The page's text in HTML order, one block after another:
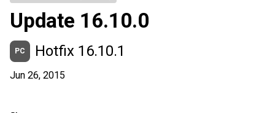
Update 16.10.0
PC Hotfix 16.10.1
Jun 26, 2015